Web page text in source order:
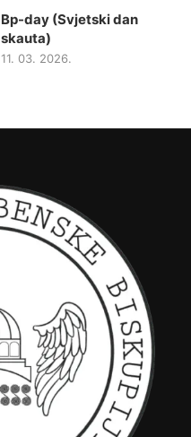
Bp-day (Svjetski dan
skauta)
11. 03. 2026.